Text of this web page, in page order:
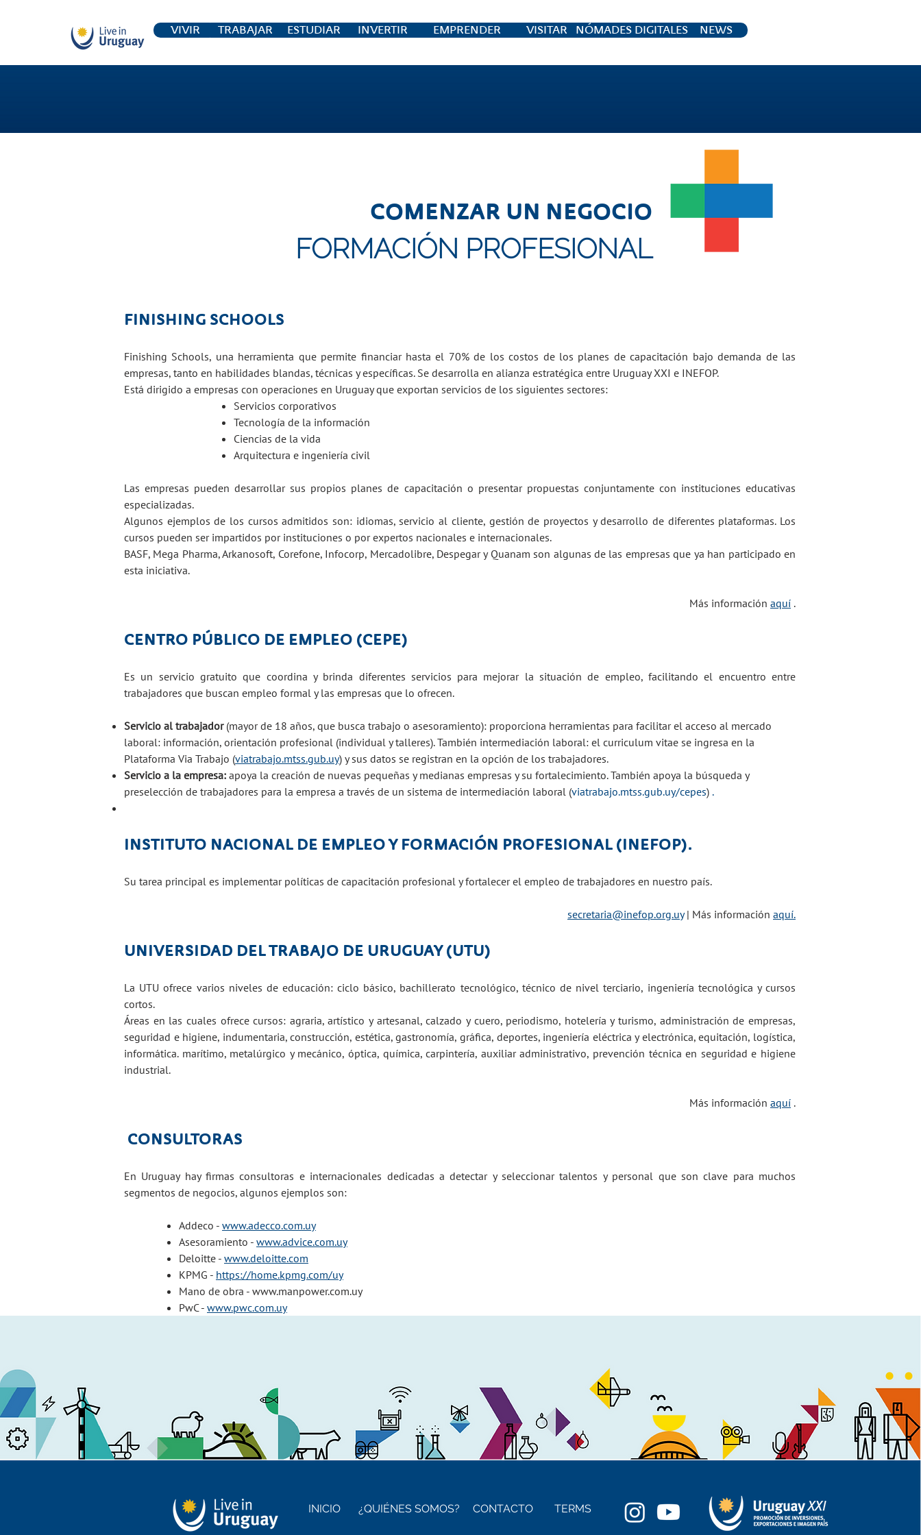
VIVIR TRABAJAR ESTUDIAR INVERTIR EMPRENDER VISITAR NEWS
NÓMADES DIGITALES
COMENZAR UN NEGOCIO
FORMACIÓN PROFESIONAL
FINISHING SCHOOLS
Finishing Schools, una herramienta que permite financiar hasta el 70% de los costos de los planes de capacitación bajo demanda de las
empresas, tanto en habilidades blandas, técnicas y específicas. Se desarrolla en alianza estratégica entre Uruguay XXI e INEFOP.
Está dirigido a empresas con operaciones en Uruguay que exportan servicios de los siguientes sectores:
Servicios corporativos
Tecnología de la información
Ciencias de la vida
Arquitectura e ingeniería civil
Las empresas pueden desarrollar sus propios planes de capacitación o presentar propuestas conjuntamente con instituciones educativas
especializadas.
Algunos ejemplos de los cursos admitidos son: idiomas, servicio al cliente, gestión de proyectos y desarrollo de diferentes plataformas. Los
cursos pueden ser impartidos por instituciones o por expertos nacionales e internacionales.
BASF, Mega Pharma, Arkanosoft, Corefone, Infocorp, Mercadolibre, Despegar y Quanam son algunas de las empresas que ya han participado en
esta iniciativa.
Más información aquí .
CENTRO PÚBLICO DE EMPLEO (CEPE)
Es un servicio gratuito que coordina y brinda diferentes servicios para mejorar la situación de empleo, facilitando el encuentro entre
trabajadores que buscan empleo formal y las empresas que lo ofrecen.
Servicio al trabajador(mayor de 18 años, que busca trabajo o asesoramiento): proporciona herramientas para facilitar el acceso al mercado
laboral: información, orientación profesional (individual y talleres). También intermediación laboral: el curriculum vitae se ingresa en la
Plataforma Via Trabajo (viatrabajo.mtss.gub.uy) y sus datos se registran en la opción de los trabajadores.
Servicio a la empresa: apoya la creación de nuevas pequeñas y medianas empresas y su fortalecimiento. También apoya la búsqueda y
preselección de trabajadores para la empresa a través de un sistema de intermediación laboral (viatrabajo.mtss.gub.uy/cepes) .
INSTITUTO NACIONAL DE EMPLEO Y FORMACIÓN PROFESIONAL (INEFOP).
Su tarea principal es implementar políticas de capacitación profesional y fortalecer el empleo de trabajadores en nuestro país.
secretaria@inefop.org.uy| Más información aquí.
UNIVERSIDAD DEL TRABAJO DE URUGUAY (UTU)
La UTU ofrece varios niveles de educación: ciclo básico, bachillerato tecnológico, técnico de nivel terciario, ingeniería tecnológica y cursos
cortos.
Áreas en las cuales ofrece cursos: agraria, artístico y artesanal, calzado y cuero, periodismo, hotelería y turismo, administración de empresas,
seguridad e higiene, indumentaria, construcción, estética, gastronomía, gráfica, deportes, ingeniería eléctrica y electrónica, equitación, logística,
informática. marítimo, metalúrgico y mecánico, óptica, química, carpintería, auxiliar administrativo, prevención técnica en seguridad e higiene
industrial.
Más información aquí .
CONSULTORAS
En Uruguay hay firmas consultoras e internacionales dedicadas a detectar y seleccionar talentos y personal que son clave para muchos
segmentos de negocios, algunos ejemplos son:
Addeco - www.adecco.com.uy
Asesoramiento - www.advice.com.uy
Deloitte - www.deloitte.com
KPMG - https://home.kpmg.com/uy
Mano de obra - www.manpower.com.uy
PwC - www.pwc.com.uy
INICIO ¿QUIÉNES SOMOS? CONTACTO TERMS